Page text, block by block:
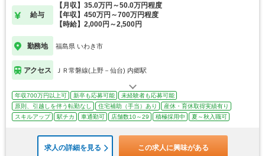
給与
【月収】35.0万円～50.0万円程度
【年収】450万円～700万円程度
【時給】2,000円～2,500円
勤務地 福島県 いわき市
アクセス ＪＲ常磐線(上野－仙台) 内郷駅
年収700万円以上可 新卒も応募可能
未経験者も応募可能
原則、引越しを伴う転勤なし
住宅補助（手当）あり
産休・育休取得実績有り
スキルアップ
駅チカ 車通勤可 店舗数10～29 積極採用中 夏～秋入職可
求人の詳細を見る この求人に興味がある